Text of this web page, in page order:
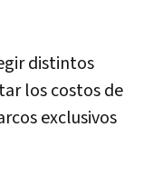
distintos
los costos de
exclusivos